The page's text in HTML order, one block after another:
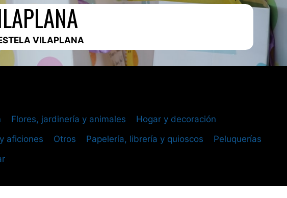
VILAPLANA
Flores, jardinería y animales
Hogar y decoración
aficiones Otros Papelería, librería y quioscos
Peluquerías